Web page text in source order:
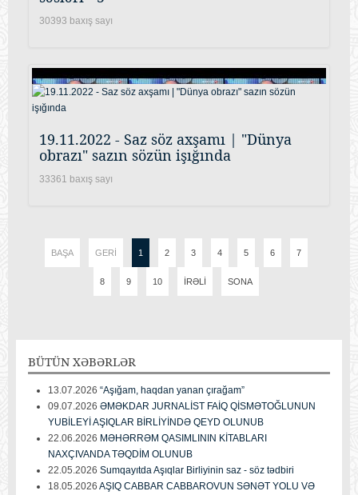
30393 baxış sayı
19.11.2022 - Saz söz axşamı | "Dünya
obrazı" sazın sözün işığında
33361 baxış sayı
BAŞA GERI 1 2 3 4 5 6 7
8 9 10 İRƏLI SONA
BÜTÜN XƏBƏRLƏR
13.07.2026 “Aşığam, haqdan yanan çırağam”
09.07.2026 ƏMƏKDAR JURNALİST FAİQ QİSMƏTOĞLUNUN
YUBİLEYİ AŞIQLAR BİRLİYİNDƏ QEYD OLUNUB
22.06.2026 MƏHƏRRƏM QASIMLININ KİTABLARI
NAXÇIVANDA TƏQDİM OLUNUB
22.05.2026 Sumqayıtda Aşıqlar Birliyinin saz - söz tədbiri
18.05.2026 AŞIQ CABBAR CABBAROVUN SƏNƏT YOLU VƏ